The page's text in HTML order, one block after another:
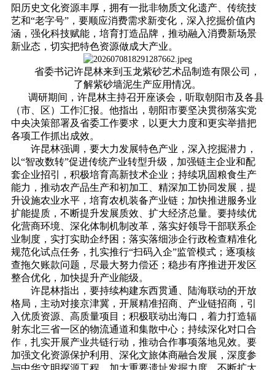
阳历史文化资源丰厚，拥有一批非物质文化遗产、传统技
艺和“老字号”，要顺应消费需求新变化，深入挖掘价值内
涵，强化科技赋能，培育打造品牌，推动融入消费新场景
新业态，切实把特色资源做成大产业。
省委书记许昆林来到玉龙紫砂艺术品制造有限公司，
了解紫砂墙泥生产应用情况。
调研期间，许昆林主持召开座谈会，听取朝阳市及各县
（市、区）工作汇报。他指出，朝阳市要坚决贯彻落实党
中央决策部署及省委工作要求，以更大力度和更实举措把
各项工作抓出成效。
许昆林强调，要大力发展特色产业，深入挖掘潜力，
以“智改数转”促进传统产业转型升级，加强链主企业和配
套企业招引，积极培育高新技术企业；持续巩固粮食生产
能力，推动农产品生产和初加工、精深加工协同发展，提
升设施农业水平，培育农机装备产业链；加快推进服务业
扩能提质，不断提升发展质效、扩大经济总量。要持续优
化营商环境、深化体制机制改革，落实好领导干部联系企
业制度，实打实助企纾困；落实落细涉企行政检查精准化
规范化试点任务，扎实推行“扫码入企”监管模式；逐项核
查拖欠账款问题，尽最大努力偿还；稳步有序推进开发区
整合优化，加快提升产业能级。
许昆林指出，要持续构建东西贯通、陆海联动的开放
格局，主动对接京津冀，开展精准招商、产业链招商，引
入优质资源、高质量项目；积极联动出海口，着力打造辐
射东北三省一区的物流通道和集散中心；持续深化对口合
作，扎实开展产业共链行动，推动合作事项落地见效。要
加强文化资源保护利用、深化文旅体商融合发展，深度参
与中华文明探源工程，加大重要遗址发掘力度，不断扩大